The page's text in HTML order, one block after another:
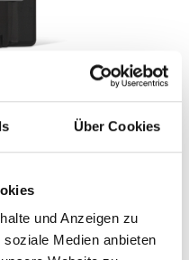
Über Cookies
und Anzeigen zu
Medien anbieten